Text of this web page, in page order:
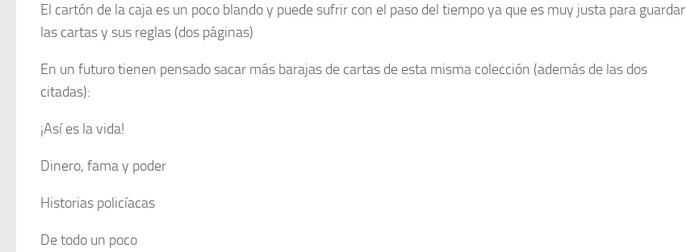
El cartón de la caja es un poco blando y puede sufrir con el paso del tiempo ya que es muy justa para guardar
las cartas y sus reglas (dos páginas)
En un futuro tienen pensado sacar más barajas de cartas de esta misma colección (además de las dos
citadas):
¡Así es la vida!
Dinero, fama y poder
Historias policíacas
De todo un poco